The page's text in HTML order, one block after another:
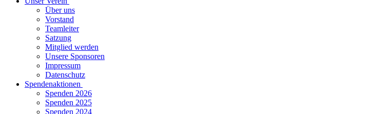
Über uns
Vorstand
Teamleiter
Satzung
Mitglied werden
Unsere Sponsoren
Impressum
Datenschutz
Spendenaktionen
Spenden 2026
Spenden 2025
Spenden 2024